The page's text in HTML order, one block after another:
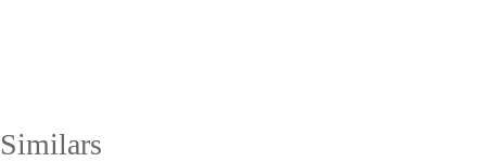
Similars